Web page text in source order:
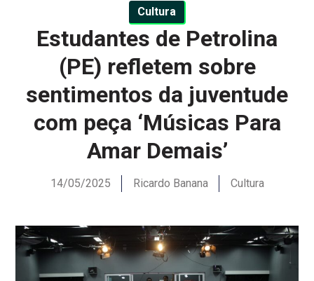
Cultura
Estudantes de Petrolina
(PE) refletem sobre
sentimentos da juventude
com peça ‘Músicas Para
Amar Demais’
14/05/2025 Ricardo Banana Cultura